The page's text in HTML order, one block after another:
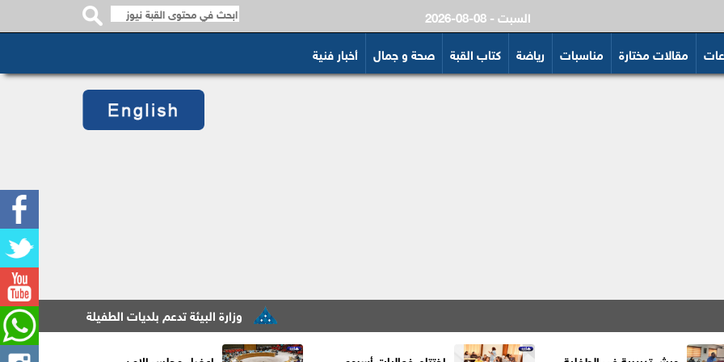
2026-08-08 - السبت
مقالات مختارة مناسبات رياضة كتاب القبة صحة و جمال أخبار فنية
وزارة البيئة تدعم بلديات الطفيلة بـ225 حاوية